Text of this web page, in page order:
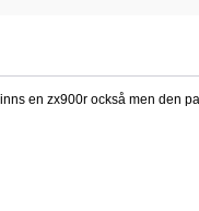
en zx900r också men den